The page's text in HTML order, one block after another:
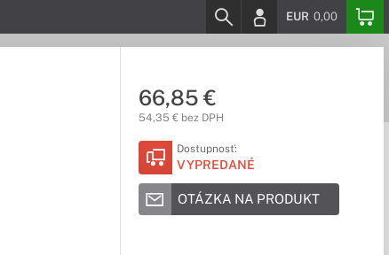
EUR 0,00
66,85 €
54,35 € bez DPH
Dostupnosť:
VYPREDANÉ
OTÁZKA NA PRODUKT